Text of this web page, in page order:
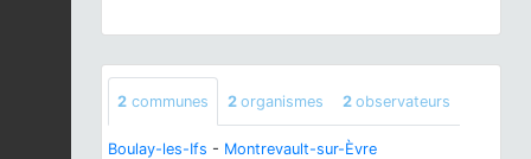
2 communes 2 organismes 2 observateurs
Boulay-les-Ifs - Montrevault-sur-Èvre